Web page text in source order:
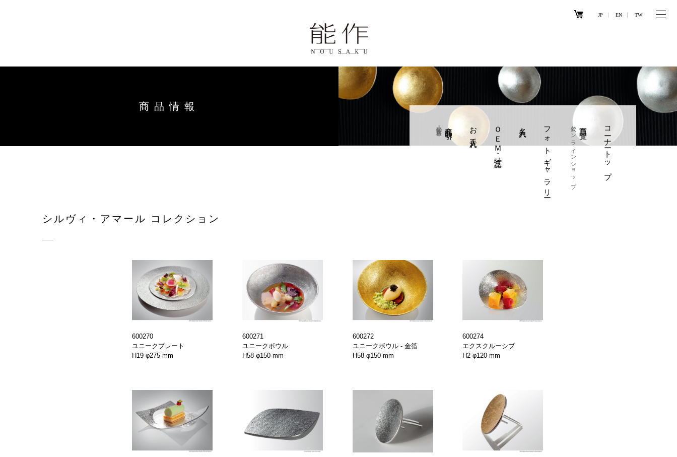
JP EN TW
ー
能作の歴史と技
結婚10周年の錫婚式
会社概要
SDGsへの取り組み
商品情報
コーナートップ
公式オンラインショップ
フォトギャラリー
名入れ
ＯＥＭ・特注品
お手入れ
商品取引
シルヴィ・アマール コレクション
600270
ユニークプレート
H19 φ275 mm
600271
ユニークボウル
H58 φ150 mm
600272
ユニークボウル - 金箔
H58 φ150 mm
600274
エクスクルーシブ
H2 φ120 mm